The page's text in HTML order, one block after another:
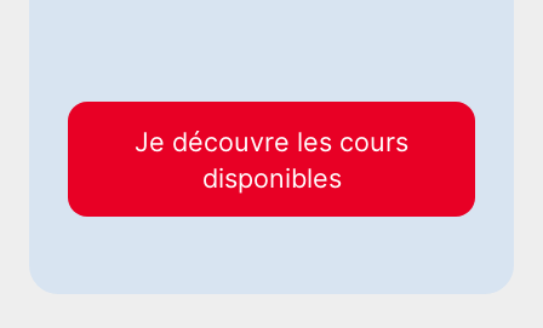
Je découvre les cours
disponibles